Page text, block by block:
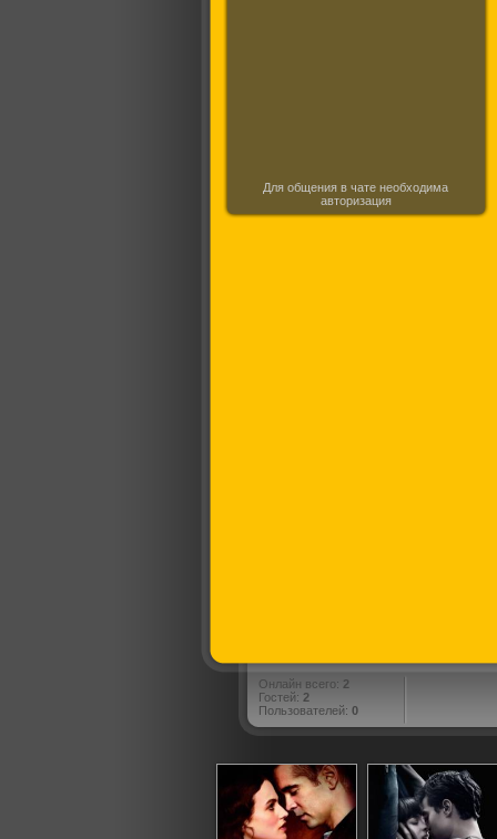
Для общения в чате необходима
авторизация
Онлайн всего: 2
Гостей: 2
Пользователей: 0